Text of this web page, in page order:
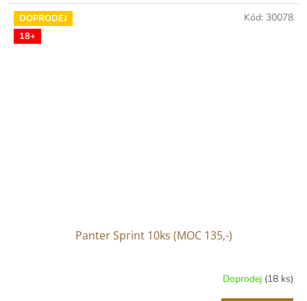
DOPRODEJ
18+
Panter Sprint 10ks (MOC 135,-)
Doprodej (18 ks)
Kód: 30078